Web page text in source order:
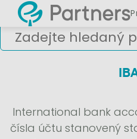
International bank
čísla účtu stanovený